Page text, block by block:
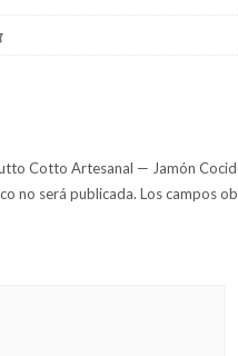
Cotto Artesanal — Jamón
no será publicada. Los campos